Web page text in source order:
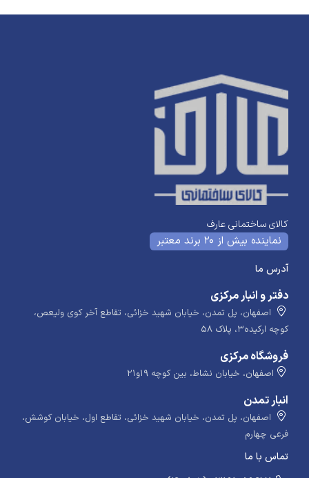
کالای ساختمانی عارف
نماینده بیش از 20 برند معتبر
آدرس ما
دفتر و انبار مرکزی
اصفهان، پل تمدن، خیابان شهید خزائی، تقاطع آخر کوی ولیعص،
کوچه ارکیده۳، پلاک ۵۸
فروشگاه مرکزی
اصفهان، خیابان نشاط، بین کوچه ۱۹و۲۱
انبار تمدن
اصفهان، پل تمدن، خیابان شهید خزائی، تقاطع اول، خیابان کوشش،
فرعی چهارم
تماس با ما